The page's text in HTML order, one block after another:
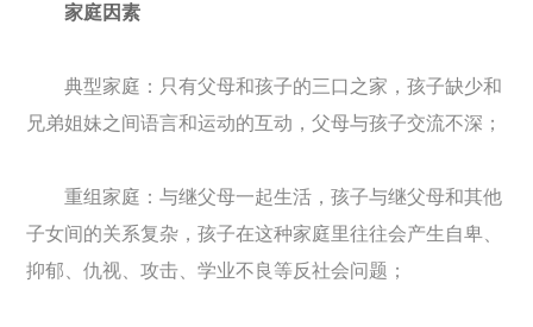
家庭因素
典型家庭：只有父母和孩子的三口之家，孩子缺少和
兄弟姐妹之间语言和运动的互动，父母与孩子交流不深；
重组家庭：与继父母一起生活，孩子与继父母和其他
子女间的关系复杂，孩子在这种家庭里往往会产生自卑、
抑郁、仇视、攻击、学业不良等反社会问题；